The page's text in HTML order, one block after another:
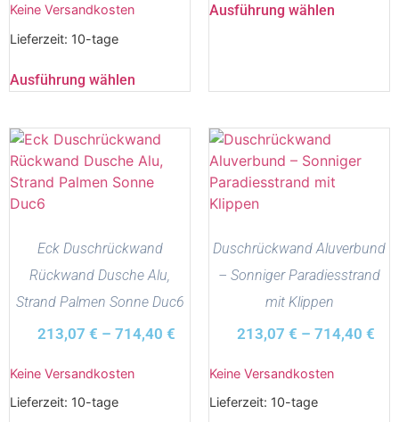
Keine Versandkosten
Lieferzeit: 10-tage
Ausführung wählen
Ausführung wählen
Eck Duschrückwand
Rückwand Dusche Alu,
Strand Palmen Sonne Duc6
213,07 € – 714,40 €
Keine Versandkosten
Lieferzeit: 10-tage
Duschrückwand Aluverbund
– Sonniger Paradiesstrand
mit Klippen
213,07 € – 714,40 €
Keine Versandkosten
Lieferzeit: 10-tage